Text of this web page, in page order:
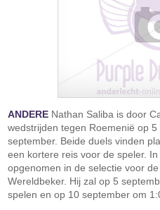
ANDERE Nathan Saliba is door
wedstrijden tegen Roemenië op
september. Beide duels vinden
een kortere reis voor de speler.
opgenomen in de selectie voor
Wereldbeker. Hij zal op 5
spelen en op 10 september om